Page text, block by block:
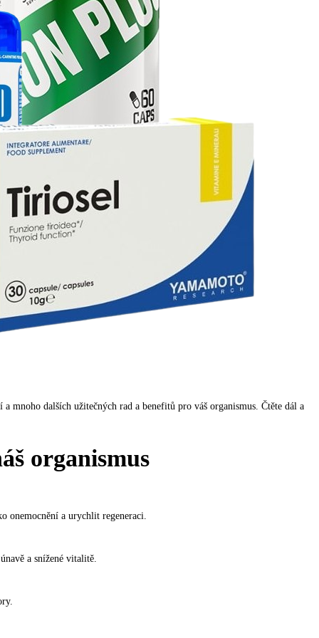
dalších užitečných rad a benefitů pro váš organismus. Čtěte dál a
organismus
a urychlit regeneraci.
a snížené vitalitě.